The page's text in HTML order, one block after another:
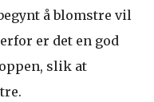
å blomstre vil
er det en god
slik at